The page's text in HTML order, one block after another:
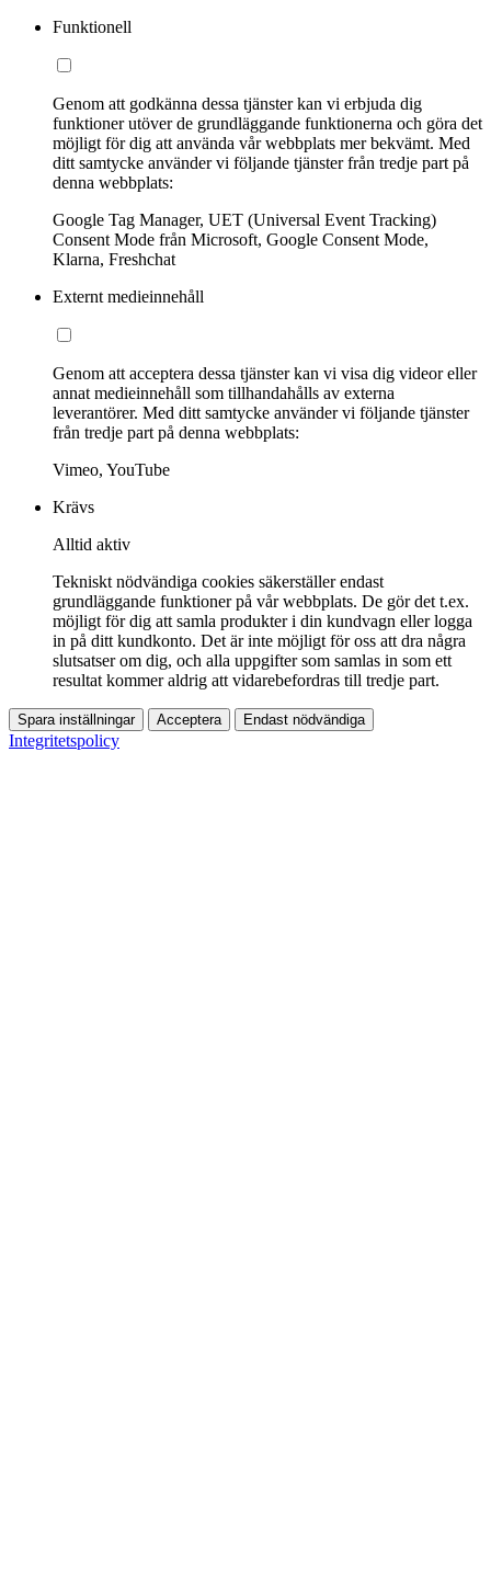
Funktionell
Genom att godkänna dessa tjänster kan vi erbjuda dig
funktioner utöver de grundläggande funktionerna och göra det
möjligt för dig att använda vår webbplats mer bekvämt. Med
ditt samtycke använder vi följande tjänster från tredje part på
denna webbplats:
Google Tag Manager, UET (Universal Event Tracking)
Consent Mode från Microsoft, Google Consent Mode,
Klarna, Freshchat
Externt medieinnehåll
Genom att acceptera dessa tjänster kan vi visa dig videor eller
annat medieinnehåll som tillhandahålls av externa
leverantörer. Med ditt samtycke använder vi följande tjänster
från tredje part på denna webbplats:
Vimeo, YouTube
Krävs
Alltid aktiv
Tekniskt nödvändiga cookies säkerställer endast
grundläggande funktioner på vår webbplats. De gör det t.ex.
möjligt för dig att samla produkter i din kundvagn eller logga
in på ditt kundkonto. Det är inte möjligt för oss att dra några
slutsatser om dig, och alla uppgifter som samlas in som ett
resultat kommer aldrig att vidarebefordras till tredje part.
Spara inställningar Acceptera Endast nödvändiga
Integritetspolicy